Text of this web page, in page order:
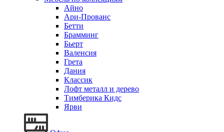
Айно
Ари-Прованс
Бетти
Брамминг
Бьерт
Валенсия
Грета
Дания
Классик
Лофт металл и дерево
Тимберика Кидс
Ярви